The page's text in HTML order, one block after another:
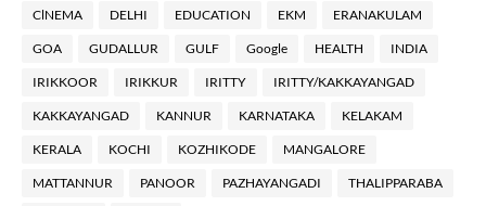
ClNEMA DELHI EDUCATION EKM ERANAKULAM
GOA GUDALLUR GULF Google HEALTH INDIA
IRIKKOOR IRIKKUR IRITTY IRITTY/KAKKAYANGAD
KAKKAYANGAD KANNUR KARNATAKA KELAKAM
KERALA KOCHI KOZHIKODE MANGALORE
MATTANNUR PANOOR PAZHAYANGADI THALIPPARABA